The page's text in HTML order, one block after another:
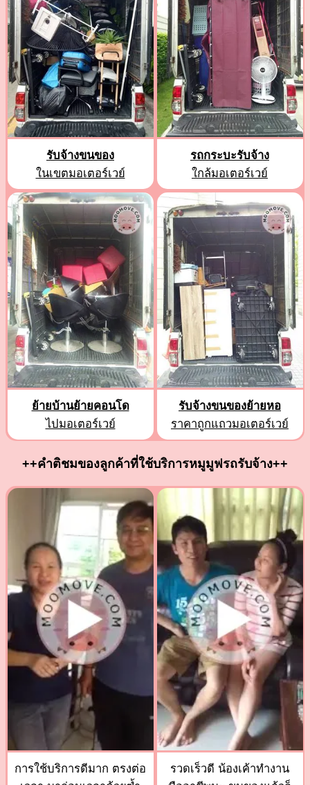
รับจ้างขนของ
ในเขตมอเตอร์เวย์
รถกระบะรับจ้าง
ใกล้มอเตอร์เวย์
ย้ายบ้านย้ายคอนโด
ไปมอเตอร์เวย์
รับจ้างขนของย้ายหอ
ราคาถูกแถวมอเตอร์เวย์
++คำติชมของลูกค้าที่ใช้บริการหมูมูฟรถรับจ้าง++
การใช้บริการดีมาก ตรงต่อ
รวดเร็วดี น้องเค้าทำงาน